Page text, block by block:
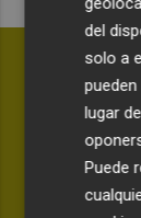
del
solo a
lugar
Puede